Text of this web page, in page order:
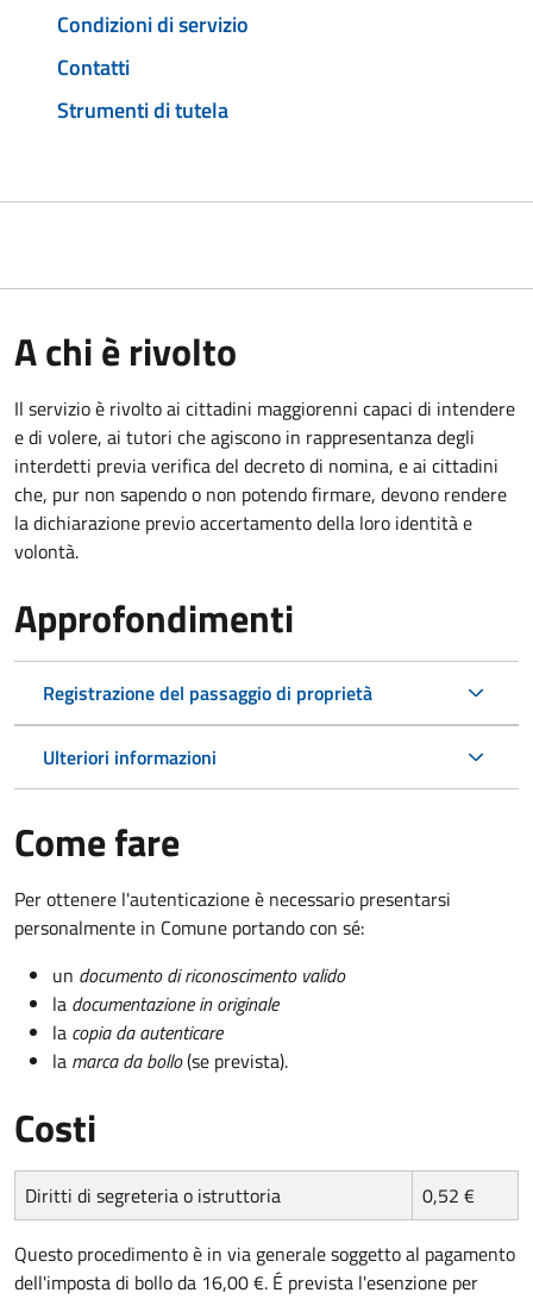
Condizioni di servizio
Contatti
Strumenti di tutela
A chi è rivolto
Il servizio è rivolto ai cittadini maggiorenni capaci di intendere
e di volere, ai tutori che agiscono in rappresentanza degli
interdetti previa verifica del decreto di nomina, e ai cittadini
che, pur non sapendo o non potendo firmare, devono rendere
la dichiarazione previo accertamento della loro identità e
volontà.
Approfondimenti
Registrazione del passaggio di proprietà
Ulteriori informazioni
Come fare
Per ottenere l'autenticazione è necessario presentarsi
personalmente in Comune portando con sé:
un documento di riconoscimento valido
la documentazione in originale
la copia da autenticare
la marca da bollo(se prevista).
Costi
Diritti di segreteria o istruttoria 0,52 €
Questo procedimento è in via generale soggetto al pagamento
dell'imposta di bollo da 16,00 €. É prevista l'esenzione per